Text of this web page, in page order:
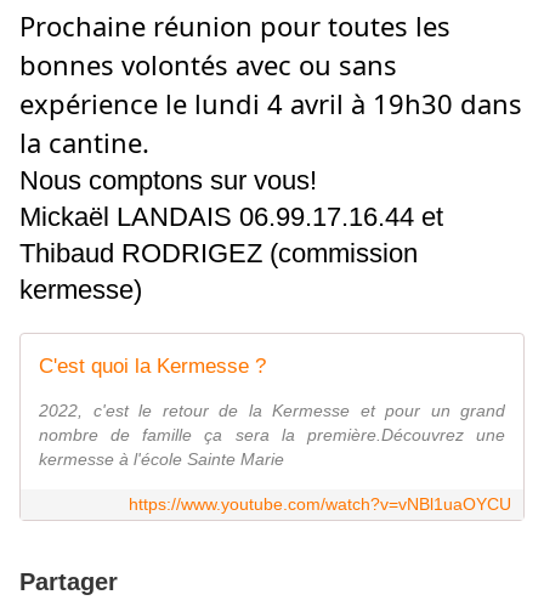
Prochaine réunion pour toutes les
bonnes volontés avec ou sans
expérience le lundi 4 avril à 19h30 dans
la cantine.
Nous comptons sur vous!
Mickaël LANDAIS 06.99.17.16.44 et
Thibaud RODRIGEZ (commission
kermesse)
C'est quoi la Kermesse ?
2022, c'est le retour de la Kermesse et pour un grand
nombre de famille ça sera la première.Découvrez une
kermesse à l'école Sainte Marie
https://www.youtube.com/watch?v=vNBl1uaOYCU
Partager